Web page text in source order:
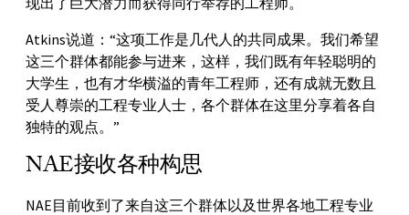
Atkins说道：“这项工作是几代人的共同成果。我们希望
这三个群体都能参与进来，这样，我们既有年轻聪明的
大学生，也有才华横溢的青年工程师，还有成就无数且
受人尊崇的工程专业人士，各个群体在这里分享着各自
独特的观点。”
NAE接收各种构思
NAE目前收到了来自这三个群体以及世界各地工程专业